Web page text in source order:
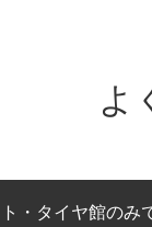
よ
・タイヤ館のみ